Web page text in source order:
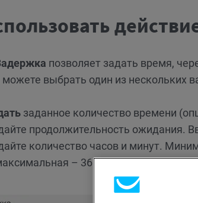
позволяет задать время,
выбрать один из нескольких
заданное количество времени
продолжительность ожидания.
количество часов и минут.
– 366 дней.